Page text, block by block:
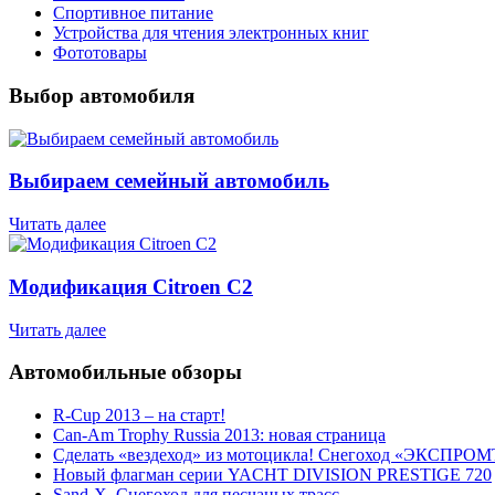
Спортивное питание
Устройства для чтения электронных книг
Фототовары
Выбор автомобиля
Выбираем семейный автомобиль
Читать далее
Модификация Citroen С2
Читать далее
Автомобильные обзоры
R-Cup 2013 – на старт!
Can-Am Trophy Russia 2013: новая страница
Сделать «вездеход» из мотоцикла! Снегоход
Новый флагман серии YACHT DIVISION PRESTIGE 720